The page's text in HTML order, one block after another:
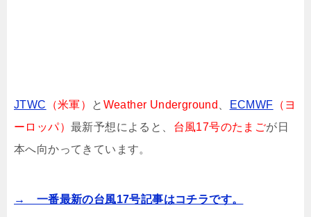
JTWC （米軍） と Weather Underground ECMWF （ヨ
ーロッパ） 最新予想によると、 台風17号のたまごが日
本へ向かってきています。
→ 一番最新の台風17号記事はコチラです。